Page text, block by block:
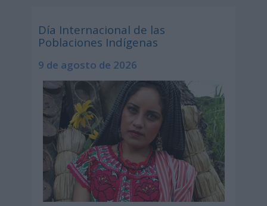
Día Internacional de las
Poblaciones Indígenas
9 de agosto de 2026